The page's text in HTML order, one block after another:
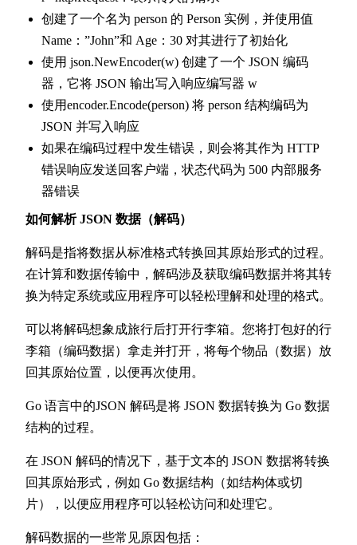
创建了一个名为 person 的 Person 实例，并使用值
Name：”John”和 Age：30 对其进行了初始化
使用 json.NewEncoder(w) 创建了一个 JSON 编码
器，它将 JSON 输出写入响应编写器 w
使用encoder.Encode(person) 将 person 结构编码为
JSON 并写入响应
如果在编码过程中发生错误，则会将其作为 HTTP
错误响应发送回客户端，状态代码为 500 内部服务
器错误
如何解析 JSON 数据（解码）
解码是指将数据从标准格式转换回其原始形式的过程。
在计算和数据传输中，解码涉及获取编码数据并将其转
换为特定系统或应用程序可以轻松理解和处理的格式。
可以将解码想象成旅行后打开行李箱。您将打包好的行
李箱（编码数据）拿走并打开，将每个物品（数据）放
回其原始位置，以便再次使用。
Go 语言中的JSON 解码是将 JSON 数据转换为 Go 数据
结构的过程。
在 JSON 解码的情况下，基于文本的 JSON 数据将转换
回其原始形式，例如 Go 数据结构（如结构体或切
片），以便应用程序可以轻松访问和处理它。
解码数据的一些常见原因包括：